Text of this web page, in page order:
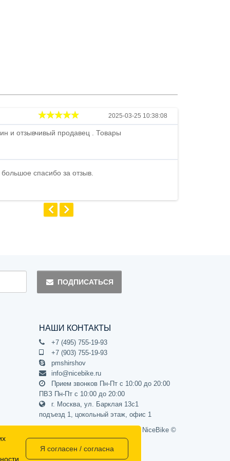
2025-03-25 10:38:08
и отзывчивый продавец . Товары
спасибо за отзыв.
ПОДПИСАТЬСЯ
НАШИ КОНТАКТЫ
+7 (495) 755-19-93
+7 (903) 755-19-93
pmshirshov
info@nicebike.ru
Прием звонков Пн-Пт с 10:00 до 20:00
ПВЗ Пн-Пт с 10:00 до 20:00
г. Москва, ул. Барклая 13с1
подъезд 1, цокольный этаж, офис 1
Официальный интернет-магазин NiceBike ©
2012 - 2026
Я согласен / согласна